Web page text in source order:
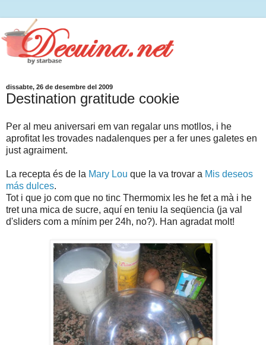
dissabte, 26 de desembre del 2009
Destination gratitude cookie
Per al meu aniversari em van regalar uns motllos, i he
aprofitat les trovades nadalenques per a fer unes galetes en
just agraiment.
La recepta és de la Mary Lou que la va trovar a Mis deseos
más dulces.
Tot i que jo com que no tinc Thermomix les he fet a mà i he
tret una mica de sucre, aquí en teniu la seqüencia (ja val
d'sliders com a mínim per 24h, no?). Han agradat molt!